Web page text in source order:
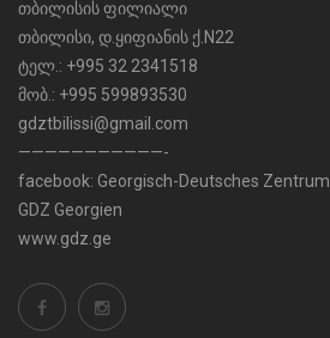
თბილისის ფილიალი
თბილისი, დ.ყიფიანის ქ.N22
ტელ.: +995 32 2341518
მობ.: +995 599893530
gdztbilissi@gmail.com
———————————-
facebook: Georgisch-Deutsches Zentrum
GDZ Georgien
www.gdz.ge